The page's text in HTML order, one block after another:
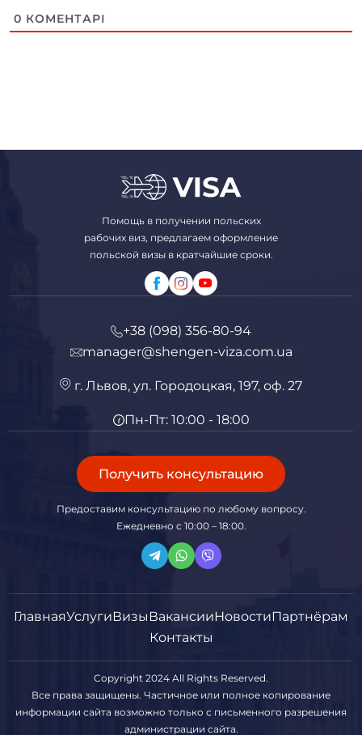
0 КОМЕНТАРІ
Помощь в получении польских
рабочих виз, предлагаем оформление
польской визы в кратчайшие сроки.
+38 (098) 356-80-94
manager@shengen-viza.com.ua
г. Львов, ул. Городоцкая, 197, оф. 27
Пн-Пт: 10:00 - 18:00
Получить консультацию
Предоставим консультацию по любому вопросу.
Ежедневно с 10:00 – 18:00.
ГлавнаяУслугиВизыВакансииНовостиПартнёрам
Контакты
Copyright 2024 All Rights Reserved.
Все права защищены. Частичное или полное копирование
информации сайта возможно только с письменного разрешения
администрации сайта.